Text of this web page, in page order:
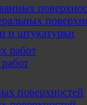
и штукатурки
работ
поверхностей